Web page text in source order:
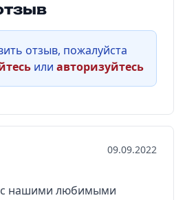
отзыв, пожалуйста
или авторизуйтесь
09.09.2022
с нашими любимыми